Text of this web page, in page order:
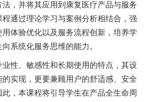
，并将其应用到康复医疗产品与服务
通过理论学习与案例分析相结合，强
体验优化以及服务流程创新，培养学
系统化服务思维的能力。
性、敏感性和长期使用的特点，其设
实现，更要兼顾用户的舒适感、安全
，本课程将引导学生在产品全生命周